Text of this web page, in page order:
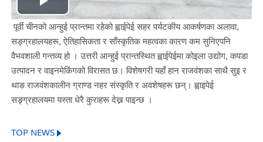
Play
Video
पूर्वी चीनको आन्हुई प्रान्तमा रहेको ह्वाईपेई सहर पर्यटकीय आकर्षणका अलावा,
सङ्ग्रहालयहरू, ऐतिहासिकता र साँस्कृतिक महत्वका कारण कम सुनिएपनि
वैभवशाली गन्तव्य हो । उत्तरी आन्हुई प्रान्तस्थित ह्वाईपेईमा कोइला उद्योग, कपडा
उत्पादन र वाइनमेकिंगको विरासत छ। विशेषगरी यहाँ हान राजवंशका साथै सुइ र
थाङ राजवंशकालीन ग्राण्ड नहर संस्कृति र अवशेषहरू छन्। ह्वाइपेई
सङ्र्ग्रहालयमा यस्ता धेरै कुराहरू देख्न पाइन्छ ।
TOP NEWS